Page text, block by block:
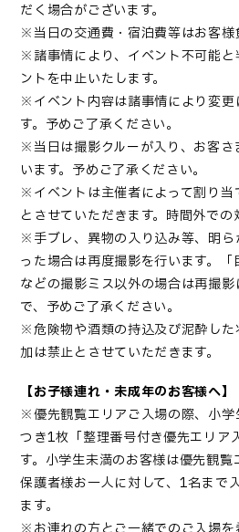
だく場合がございます。
※当日の交通費・宿泊費等はお客様
※諸事情により、イベント不可能
ントを中止いたします。
※イベント内容は諸事情により変更
す。予めご了承ください。
※当日は撮影クルーが入り、お客
います。予めご了承ください。
※イベントは主催者によって割り
とさせていただきます。時間外での
※手ブレ、異物の入り込み等、明ら
った場合は再度撮影を行います。「
などの撮影ミス以外の場合は再撮
で、予めご了承ください。
※危険物や酒類の持込及び泥酔し
加は禁止とさせていただきます。
【お子様連れ・未成年のお客様へ】
※優先観覧エリアご入場の際、小
つき1枚「整理番号付き優先エリア
す。小学生未満のお客様は優先観
保護者様お一人に対して、1名まで
ます。